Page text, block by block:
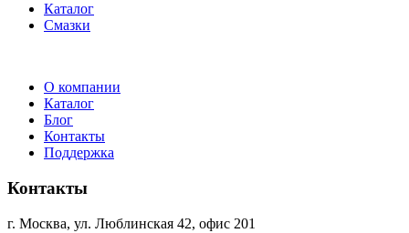
Каталог
Смазки
О компании
Каталог
Блог
Контакты
Поддержка
Контакты
г. Москва, ул. Люблинская 42, офис 201